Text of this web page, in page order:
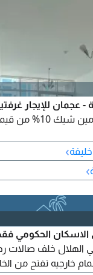
درهم (4 / 6 دفعات
›
›
الاسكان الحكومي
في الهلال خلف
تفتح من